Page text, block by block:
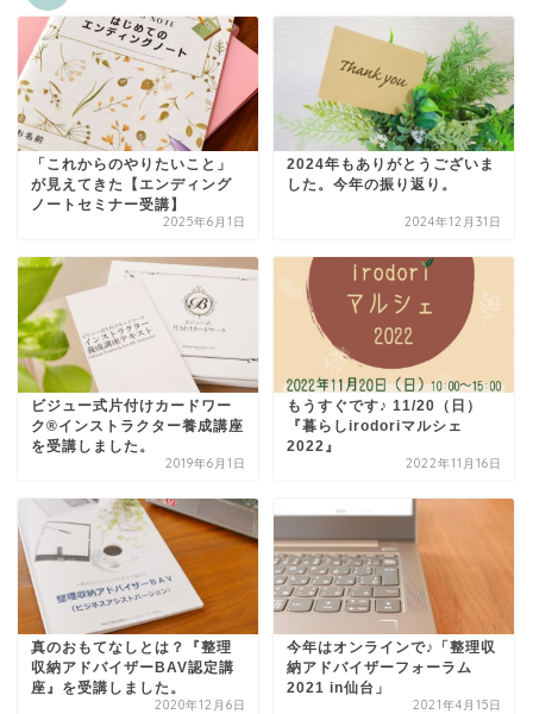
「これからのやりたいこと」
が見えてきた【エンディング
ノートセミナー受講】
2025年6月1日
2024年もありがとうございま
した。今年の振り返り。
2024年12月31日
ビジュー式片付けカードワー
ク®インストラクター養成講座
を受講しました。
2019年6月1日
もうすぐです♪ 11/20（日）
『暮らしirodoriマルシェ
2022』
2022年11月16日
真のおもてなしとは？『整理
収納アドバイザーBAV認定講
座』を受講しました。
2020年12月6日
今年はオンラインで♪「整理収
納アドバイザーフォーラム
2021 in仙台」
2021年4月15日